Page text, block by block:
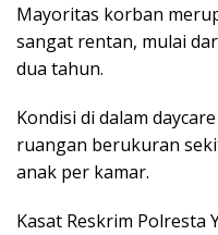
Mayoritas korban
sangat rentan, mulai
dua tahun.
Kondisi di dalam
ruangan berukuran
anak per kamar.
Kasat Reskrim Polresta